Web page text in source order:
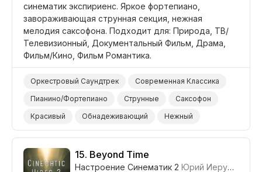
синематик экспириенс. Яркое фортепиано,
завораживающая струнная секция, нежная
мелодия саксофона. Подходит для: Природа, ТВ/
Телевизионный, Документальный Фильм, Драма,
Фильм/Кино, Фильм Романтика.
Оркестровый Саундтрек
Современная Классика
Пианино/Фортепиано
Струнные
Саксофон
Красивый
Обнадеживающий
Нежный
Любовь
Природа
ТВ/Телевизионный
Документальный Фильм
Драма
Фильм Романтика
15. Beyond Time
Настроение Синематик 2 Юрий Иерусалимов